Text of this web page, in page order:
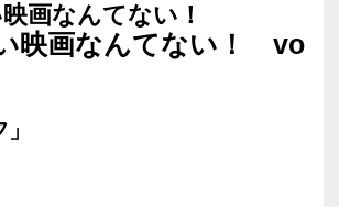
画なんてない！
映画なんてない！ vo